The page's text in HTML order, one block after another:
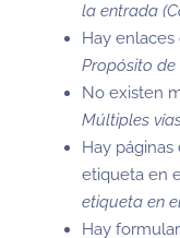
la entrada
Hay
Propósito de
No existen
Múltiples
Hay
etiqueta en
etiqueta en
Hay